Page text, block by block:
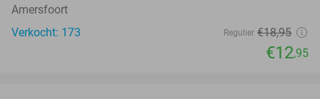
Amersfoort
Verkocht: 173
Regulier €18,95
€12,95